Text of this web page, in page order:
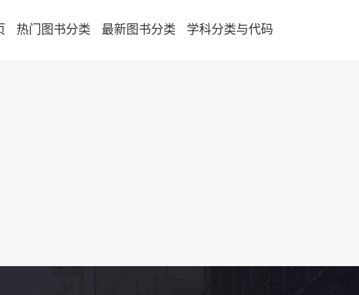
热门图书分类 最新图书分类 学科分类与代码